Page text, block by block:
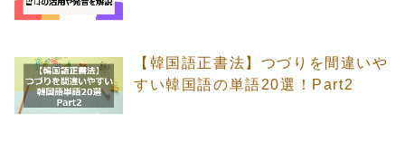
【韓国語正書法】つづりを間違いや
すい韓国語の単語20選！Part2